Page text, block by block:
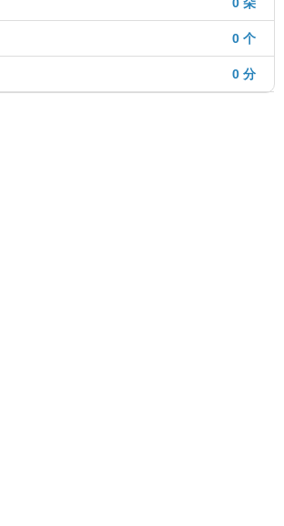
0 个
0 分